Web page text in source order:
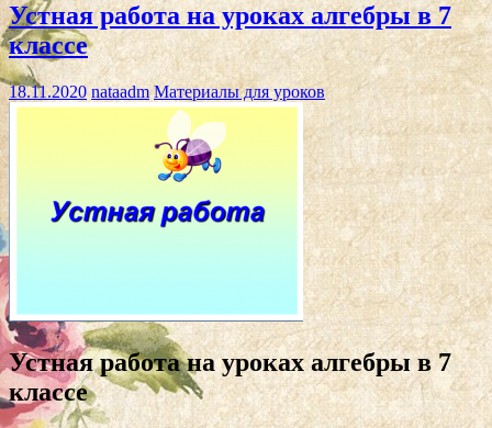
Устная работа на уроках алгебры в 7
классе
18.11.2020 nataadm Материалы для уроков
Устная работа на уроках алгебры в 7
классе